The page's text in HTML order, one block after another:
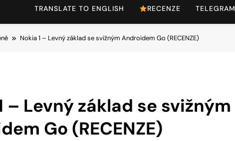
TRANSLATE TO ENGLISH RECENZE TELEGRAM
Nokia 1 – Levný základ se svižným Androidem Go (RECENZE)
– Levný základ se svižným
Go (RECENZE)